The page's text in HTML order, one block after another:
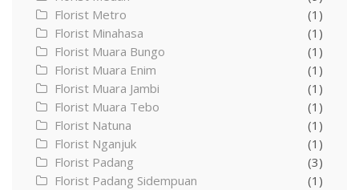
Florist Metro
(1)
Florist Minahasa
(1)
Florist Muara Bungo
(1)
Florist Muara Enim
(1)
Florist Muara Jambi
(1)
Florist Muara Tebo
(1)
Florist Natuna
(1)
Florist Nganjuk
(1)
Florist Padang
(3)
Florist Padang Sidempuan
(1)